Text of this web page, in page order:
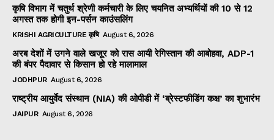
कृषि विभाग में चतुर्थ श्रेणी कर्मचारी के लिए चयनित अभ्यर्थियों की 10 से 12
अगस्त तक होगी इन-पर्सन काउंसलिंग
KRISHI AGRICULTURE कृषि August 6, 2026
अरब देशों में उगने वाले खजूर को रास आयी रेगिस्तान की आबोहवा, ADP-1
की बंपर पैदावार से किसान हो रहे मालामाल
JODHPUR August 6, 2026
राष्ट्रीय आयुर्वेद संस्थान (NIA) की ओपीडी में ‘ब्रेस्टफीडिंग कक्ष’ का शुभारंभ
JAIPUR August 6, 2026